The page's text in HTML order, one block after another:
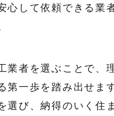
心して依頼できる業
業者を選ぶことで、
第一歩を踏み出せま
選び、納得のいく住